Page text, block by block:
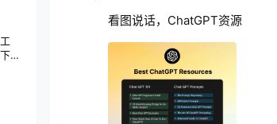
简
看图说话，ChatGPT资源